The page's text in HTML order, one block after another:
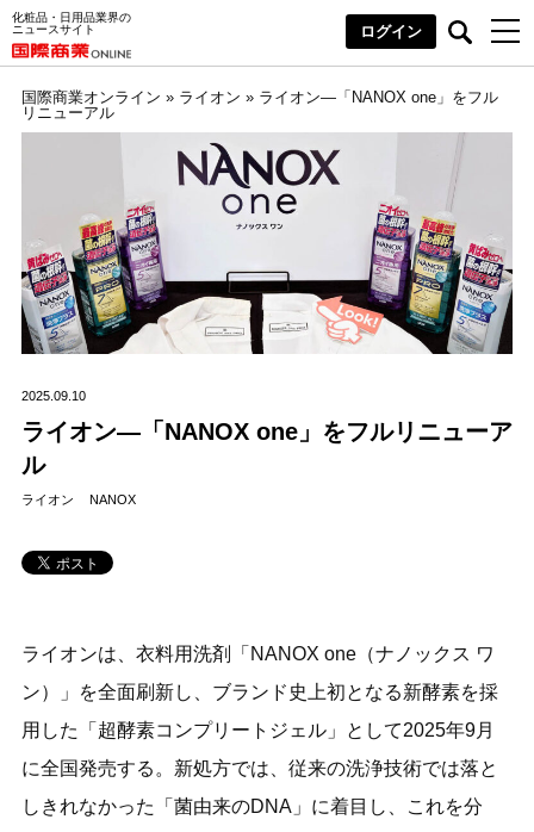
化粧品・日用品業界の
ニュースサイト
ログイン
国際商業オンライン » ライオン » ライオン―「NANOX one」をフル
リニューアル
2025.09.10
ライオン―「NANOX one」をフルリニューア
ル
ライオン NANOX
ライオンは、衣料用洗剤「NANOX one（ナノックス ワ
ン）」を全面刷新し、ブランド史上初となる新酵素を採
用した「超酵素コンプリートジェル」として2025年9月
に全国発売する。新処方では、従来の洗浄技術では落と
しきれなかった「菌由来のDNA」に着目し、これを分